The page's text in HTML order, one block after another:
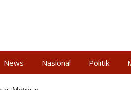
News Nasional Politik